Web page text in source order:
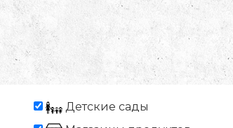
Детские сады